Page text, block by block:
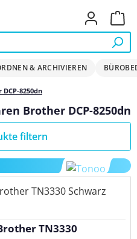
& ARCHIVIEREN
8250dn
Brother DCP-8250dn
filtern
TN3330